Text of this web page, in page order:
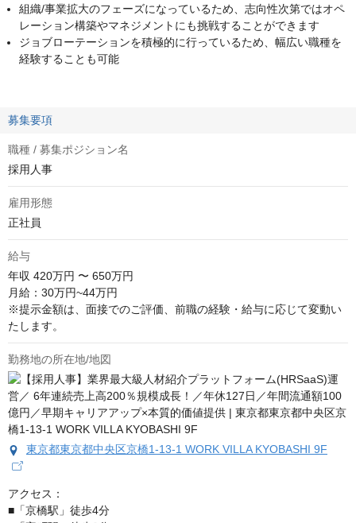
組織/事業拡大のフェーズになっているため、志向性次第ではオペ
レーション構築やマネジメントにも挑戦することができます
ジョブローテーションを積極的に行っているため、幅広い職種を
経験することも可能
募集要項
職種 / 募集ポジション名
採用人事
雇用形態
正社員
給与
年収 420万円 〜 650万円
月給：30万円~44万円
※提示金額は、面接でのご評価、前職の経験・給与に応じて変動い
たします。
勤務地の所在地/地図
東京都東京都中央区京橋1-13-1 WORK VILLA KYOBASHI 9F
アクセス：
■「京橋駅」徒歩4分